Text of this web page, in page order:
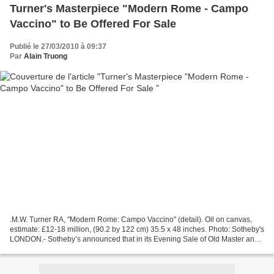
Turner's Masterpiece "Modern Rome - Campo
Vaccino" to Be Offered For Sale
Publié le 27/03/2010 à 09:37
Par Alain Truong
.M.W. Turner RA, "Modern Rome: Campo Vaccino" (detail). Oil on canvas,
estimate: £12-18 million, (90.2 by 122 cm) 35.5 x 48 inches. Photo: Sotheby's
LONDON.- Sotheby’s announced that in its Evening Sale of Old Master and